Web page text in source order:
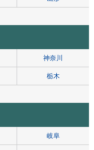
神奈川
栃木
岐阜